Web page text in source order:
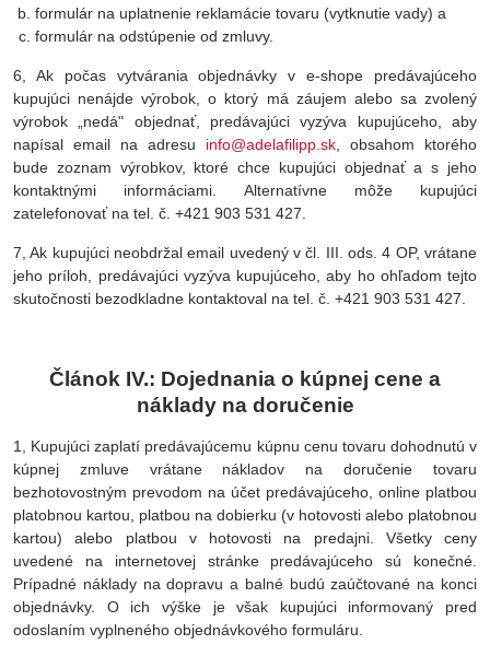
formulár na uplatnenie reklamácie tovaru (vytknutie vady) a
formulár na odstúpenie od zmluvy.
6, Ak počas vytvárania objednávky v e-shope predávajúceho
kupujúci nenájde výrobok, o ktorý má záujem alebo sa zvolený
výrobok „nedá" objednať, predávajúci vyzýva kupujúceho, aby
napísal email na adresu info@adelafilipp.sk , obsahom ktorého
bude zoznam výrobkov, ktoré chce kupujúci objednať a s jeho
kontaktnými informáciami. Alternatívne môže kupujúci
zatelefonovať na tel. č. +421 903 531 427.
7, Ak kupujúci neobdržal email uvedený v čl. III. ods. 4 OP, vrátane
jeho príloh, predávajúci vyzýva kupujúceho, aby ho ohľadom tejto
skutočnosti bezodkladne kontaktoval na tel. č. +421 903 531 427.
Článok IV.: Dojednania o kúpnej cene a
náklady na doručenie
1, Kupujúci zaplatí predávajúcemu kúpnu cenu tovaru dohodnutú v
kúpnej zmluve vrátane nákladov na doručenie tovaru
bezhotovostným prevodom na účet predávajúceho, online platbou
platobnou kartou, platbou na dobierku (v hotovosti alebo platobnou
kartou) alebo platbou v hotovosti na predajni. Všetky ceny
uvedené na internetovej stránke predávajúceho sú konečné.
Prípadné náklady na dopravu a balné budú zaúčtované na konci
objednávky. O ich výške je však kupujúci informovaný pred
odoslaním vyplneného objednávkového formuláru.